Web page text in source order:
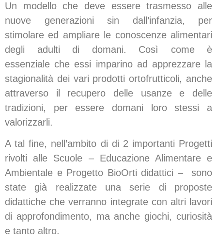
Un modello che deve essere trasmesso alle
nuove generazioni sin dall’infanzia, per
stimolare ed ampliare le conoscenze alimentari
degli adulti di domani. Così come è
essenziale che essi imparino ad apprezzare la
stagionalità dei vari prodotti ortofrutticoli, anche
attraverso il recupero delle usanze e delle
tradizioni, per essere domani loro stessi a
valorizzarli.
A tal fine, nell’ambito di di 2 importanti Progetti
rivolti alle Scuole – Educazione Alimentare e
Ambientale e Progetto BioOrti didattici – sono
state già realizzate una serie di proposte
didattiche che verranno integrate con altri lavori
di approfondimento, ma anche giochi, curiosità
e tanto altro.